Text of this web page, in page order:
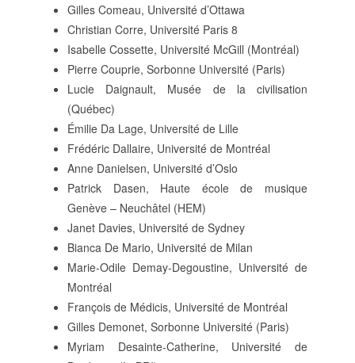
Gilles Comeau, Université d’Ottawa
Christian Corre, Université Paris 8
Isabelle Cossette, Université McGill (Montréal)
Pierre Couprie, Sorbonne Université (Paris)
Lucie Daignault, Musée de la civilisation
(Québec)
Émilie Da Lage, Université de Lille
Frédéric Dallaire, Université de Montréal
Anne Danielsen, Université d’Oslo
Patrick Dasen, Haute école de musique
Genève – Neuchâtel (HEM)
Janet Davies, Université de Sydney
Bianca De Mario, Université de Milan
Marie-Odile Demay-Degoustine, Université de
Montréal
François de Médicis, Université de Montréal
Gilles Demonet, Sorbonne Université (Paris)
Myriam Desainte-Catherine, Université de